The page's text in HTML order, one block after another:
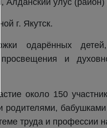
г. Якутск.
одарённых детей,
просвещения и
около 150
родителями,
труда и профессии